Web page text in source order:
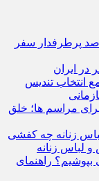
پرطرفدار سفر
ایران
انتخاب تندیس
مراسم ها؛ خلق
زنانه چه کفشی
لباس زنانه
راهنمای